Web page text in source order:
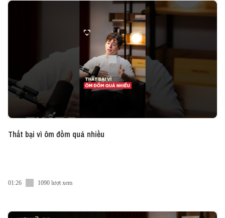
Thất bại vì ôm đồm quá nhiều
01:26 1090 lượt xem